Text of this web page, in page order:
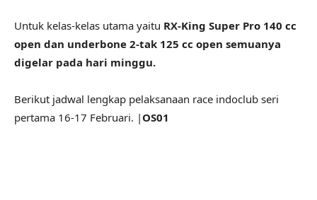
Untuk kelas-kelas utama yaitu RX-King Super Pro 140 cc
open dan underbone 2-tak 125 cc open semuanya
digelar pada hari minggu.
Berikut jadwal lengkap pelaksanaan race indoclub seri
pertama 16-17 Februari. | OS01